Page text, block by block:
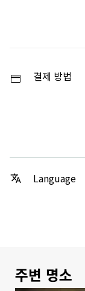
결제 방법
Language
주변 명소